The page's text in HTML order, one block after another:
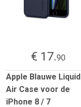
€ 17.90
Apple Blauwe Liquid
Air Case voor de
iPhone 8 / 7